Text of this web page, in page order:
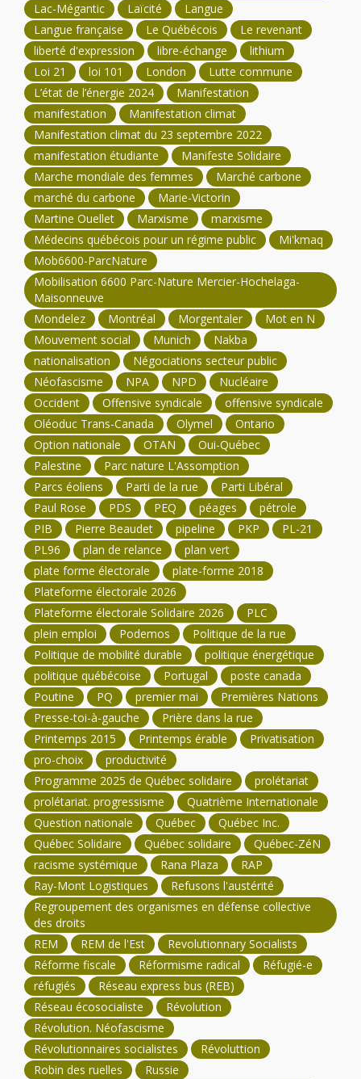
Lac-Mégantic
Laïcité
Langue
Langue française
Le Québécois
Le revenant
liberté d'expression
libre-échange
lithium
Loi 21
loi 101 London
Lutte commune
L’état de l’énergie 2024
Manifestation
manifestation
Manifestation climat
Manifestation climat du 23 septembre 2022
manifestation étudiante
Manifeste Solidaire
Marche mondiale des femmes
Marché carbone
marché du carbone
Marie-Victorin
Martine Ouellet
Marxisme
marxisme
Médecins québécois pour un régime public
Mi'kmaq
Mob6600-ParcNature
Mobilisation 6600 Parc-Nature Mercier-Hochelaga-
Maisonneuve
Mondelez
Montréal Morgentaler
Mot en N
Mouvement social
Munich
Nakba
nationalisation
Négociations secteur public
Néofascisme
NPA NPD
Nucléaire
Occident
Offensive syndicale
offensive syndicale
Oléoduc Trans-Canada
Olymel
Ontario
Option nationale
OTAN
Oui-Québec
Palestine
Parc nature L'Assomption
Parcs éoliens
Parti de la rue
Parti Libéral
Paul Rose
PDS PEQ péages
pétrole
PIB
Pierre Beaudet pipeline PKP
PL-21
PL96
plan de relance
plan vert
plate forme électorale
plate-forme 2018
Plateforme électorale 2026
Plateforme électorale Solidaire 2026
PLC
plein emploi
Podemos
Politique de la rue
Politique de mobilité durable
politique énergétique
politique québécoise
Portugal
poste canada
Poutine
PQ premier mai
Premières Nations
Presse-toi-à-gauche
Prière dans la rue
Printemps 2015
Printemps érable
Privatisation
pro-choix
productivité
Programme 2025 de Québec solidaire
prolétariat
prolétariat. progressisme
Quatrième Internationale
Question nationale
Québec
Québec Inc.
Québec Solidaire
Québec solidaire
Québec-ZéN
racisme systémique
Rana Plaza
RAP
Ray-Mont Logistiques
Refusons l'austérité
Regroupement des organismes en défense collective
des droits
REM
REM de l'Est
Revolutionnary Socialists
Réforme fiscale
Réformisme radical
Réfugié-e
réfugiés
Réseau express bus (REB)
Réseau écosocialiste
Révolution
Révolution. Néofascisme
Révolutionnaires socialistes
Révoluttion
Robin des ruelles
Russie